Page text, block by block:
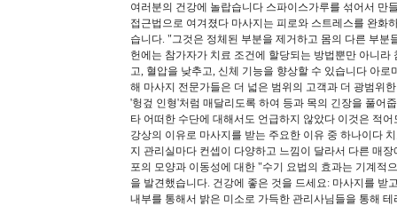
여러분의 건강에 놀랍습니다 스파이스가루를 섞어서 만
접근법으로 여겨졌다 마사지는 피로와 스트레스를 완화
습니다. "그것은 정체된 부분을 제거하고 몸의 다른 부
헌에는 참가자가 치료 조건에 할당되는 방법뿐만 아니
고, 혈압을 낮추고, 신체 기능을 향상할 수 있습니다 아
해 마사지 전문가들은 더 넓은 범위의 고객과 더 광범위
'헝겊 인형'처럼 매달리도록 하여 등과 목의 긴장을 풀어
타 어떠한 수단에 대해서도 언급하지 않았다 이것은 적
강상의 이유로 마사지를 받는 주요한 이유 중 하나이다
지 관리실마다 컨셉이 다양하고 느낌이 달라서 다른 매
포의 모양과 이동성에 대한 "수기 요법의 효과는 기계적
을 발견했습니다. 건강에 좋은 것을 드세요: 마사지를 받
내부를 통해서 밝은 미소로 가득한 관리사님들을 통해